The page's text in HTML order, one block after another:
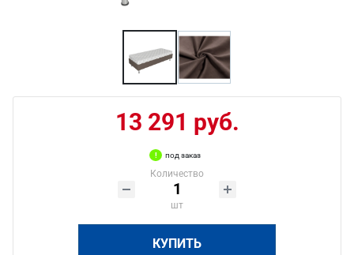
13 291 руб.
под заказ
Количество
шт
КУПИТЬ